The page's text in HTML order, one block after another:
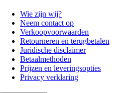
Wie zijn wij?
Neem contact op
Verkoopvoorwaarden
Retourneren en terugbetalen
Juridische disclaimer
Betaalmethoden
Prijzen en leveringsopties
Privacy verklaring